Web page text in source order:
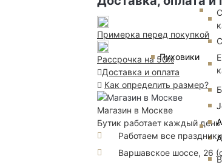
Пуховики
С
Примерка перед покупкой
Рассрочка на 50%
Доставка и оплата
Как определить размер?
Магазин в Москве
Бутик работает каждый
Работаем все
Варшавское шоссе, 26 (